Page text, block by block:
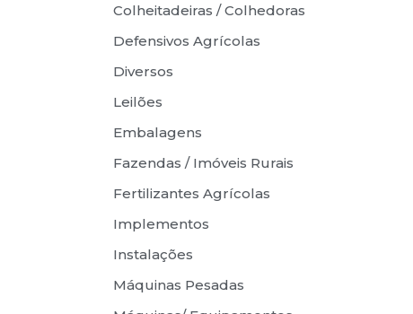
Colheitadeiras / Colhedoras
Defensivos Agrícolas
Diversos
Leilões
Embalagens
Fazendas / Imóveis Rurais
Fertilizantes Agrícolas
Implementos
Instalações
Máquinas Pesadas